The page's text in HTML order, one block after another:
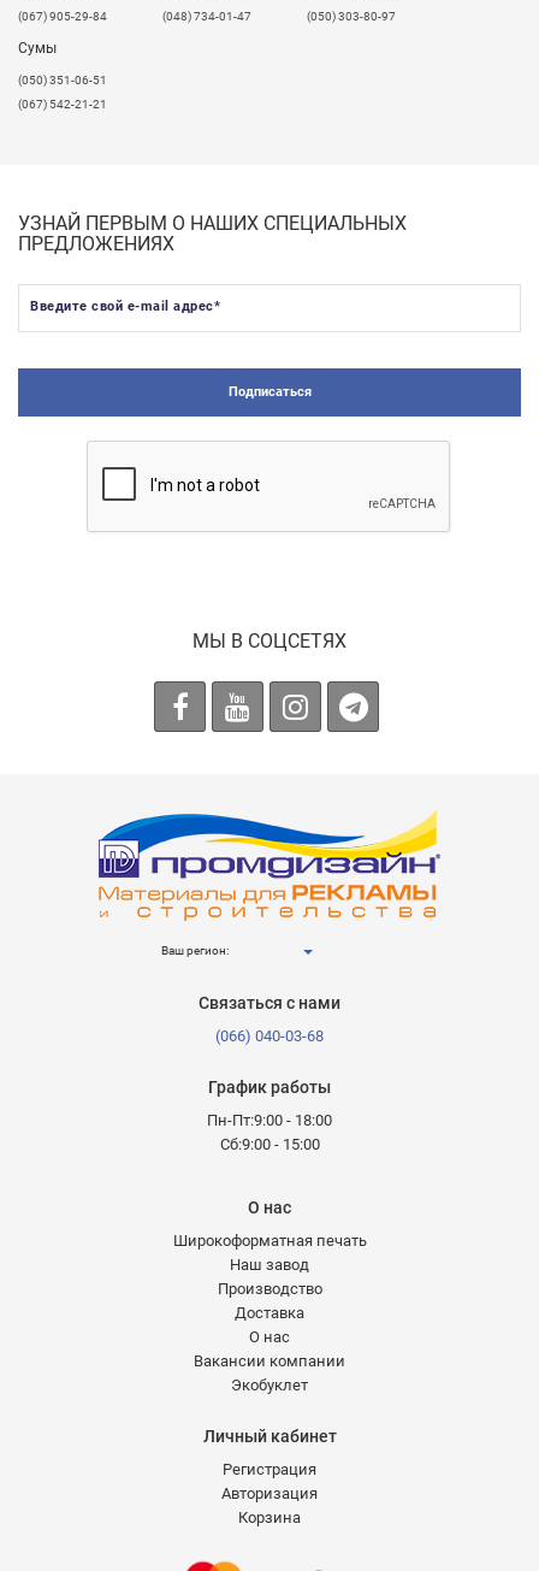
(067) 905-29-84
(048) 734-01-47
(050) 303-80-97
Сумы
(050) 351-06-51
(067) 542-21-21
УЗНАЙ ПЕРВЫМ О НАШИХ СПЕЦИАЛЬНЫХ
ПРЕДЛОЖЕНИЯХ
Введите свой e-mail адрес*
Подписаться
МЫ В СОЦСЕТЯХ
Ваш регион:
Связаться с нами
(066) 040-03-68
График работы
Пн-Пт:9:00 - 18:00
Сб:9:00 - 15:00
О нас
Широкоформатная печать
Наш завод
Производство
Доставка
О нас
Вакансии компании
Экобуклет
Личный кабинет
Регистрация
Авторизация
Корзина